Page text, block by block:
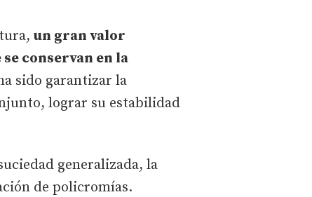
un gran valor
conservan en la
sido garantizar la
lograr su estabilidad
generalizada, la
de policromías.